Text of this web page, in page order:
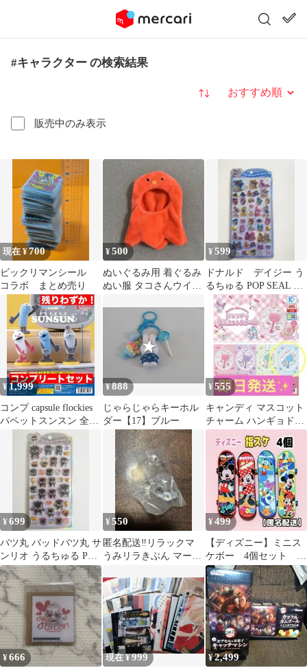
#キャラクター の検索結果
販売中のみ表示
並び替え
現在 ¥700
ビックリマンシール
コラボ まとめ売り
¥500
ぬいぐるみ用 着ぐるみ
ぬい服 タコさんウイン
¥599
ドナルド デイジー う
るちゅる POP SEAL デ
ィズニー クラックス
¥1,999
コンプ capsule flockies
パペットスンスン 全4
種 セット
¥888
じゃらじゃらキーホル
ダー【17】ブルー
¥555
キャンディ マスコット
チャーム ハンギョドン
✨️
¥699
バツ丸 バッドバツ丸 サ
ンリオ うるちゅる POP
SEAL
¥550
匿名配送‼️リラックマ
うみリラきぶん マーカ
るしアクセサリー
¥499
【ディズニー】ミニス
ケボー 4個セット 指
スケ フィンガーボー
ド キャラクター
¥666 現在 ¥999 ¥2,499